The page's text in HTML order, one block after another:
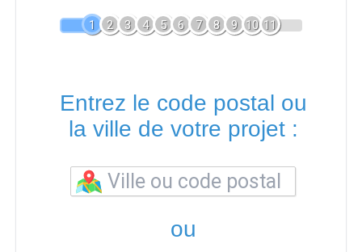
1 2 3 4 5 6 7 8 9 10 11
Entrez le code postal ou
la ville de votre projet :
ou